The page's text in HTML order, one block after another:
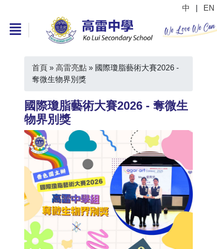
中 EN
首頁 » 高雷亮點 » 國際瓊脂藝術大賽2026 -
奪微生物界別獎
國際瓊脂藝術大賽2026 - 奪微生
物界別獎